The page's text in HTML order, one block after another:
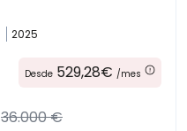
2025
Desde 529,28€ /mes
36.000 €